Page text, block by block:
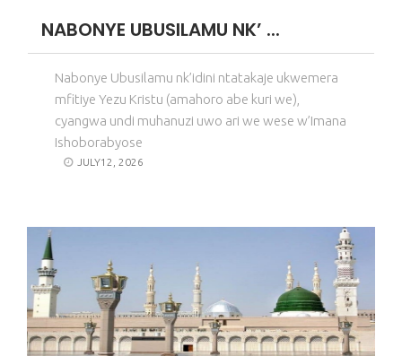
NABONYE UBUSILAMU NK’ ...
Nabonye Ubusilamu nk’idini ntatakaje ukwemera
mfitiye Yezu Kristu (amahoro abe kuri we),
cyangwa undi muhanuzi uwo ari we wese w’Imana
Ishoborabyose
JULY12, 2026